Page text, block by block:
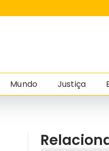
Mundo Justiça